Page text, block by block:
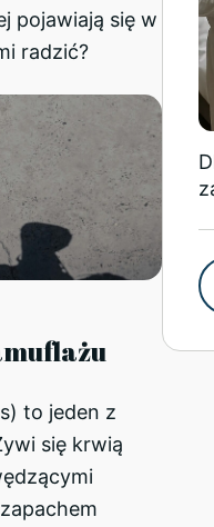
pojawiają się w
radzić?
to jeden z
się krwią